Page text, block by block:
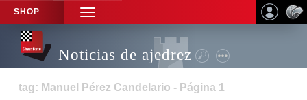
SHOP
TOGGLE
NAVIGATION
Noticias de ajedrez
tag: Manuel Pérez Candelario - Página 1